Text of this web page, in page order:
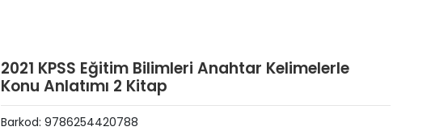
2021 KPSS Eğitim Bilimleri Anahtar Kelimelerle
Konu Anlatımı 2 Kitap
Barkod: 9786254420788